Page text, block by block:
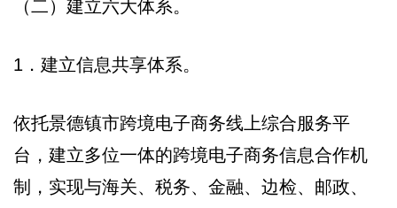
（二）建立六大体系。
1．建立信息共享体系。
依托景德镇市跨境电子商务线上综合服务平
台，建立多位一体的跨境电子商务信息合作机
制，实现与海关、税务、金融、边检、邮政、